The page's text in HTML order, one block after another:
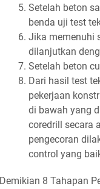
Setelah beton
benda uji test
Jika memenuhi
dilanjutkan
Setelah beton
Dari hasil test
pekerjaan
di bawah yang
coredrill secara
pengecoran
control yang
Demikian 8 Tahapan